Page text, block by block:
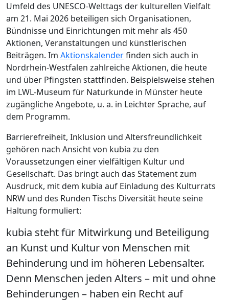
Umfeld des UNESCO-Welttags der kulturellen Vielfalt
am 21. Mai 2026 beteiligen sich Organisationen,
Bündnisse und Einrichtungen mit mehr als 450
Aktionen, Veranstaltungen und künstlerischen
Beiträgen. Im Aktionskalenderfinden sich auch in
Nordrhein-Westfalen zahlreiche Aktionen, die heute
und über Pfingsten stattfinden. Beispielsweise stehen
im LWL-Museum für Naturkunde in Münster heute
zugängliche Angebote, u. a. in Leichter Sprache, auf
dem Programm.
Barrierefreiheit, Inklusion und Altersfreundlichkeit
gehören nach Ansicht von kubia zu den
Voraussetzungen einer vielfältigen Kultur und
Gesellschaft. Das bringt auch das Statement zum
Ausdruck, mit dem kubia auf Einladung des Kulturrats
NRW und des Runden Tischs Diversität heute seine
Haltung formuliert:
kubia steht für Mitwirkung und Beteiligung
an Kunst und Kultur von Menschen mit
Behinderung und im höheren Lebensalter.
Denn Menschen jeden Alters – mit und ohne
Behinderungen – haben ein Recht auf